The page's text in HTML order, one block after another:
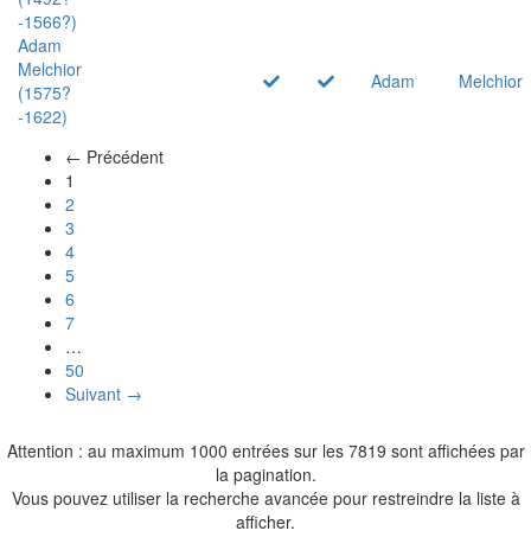
-1566?)
Adam
Melchior
(1575?
-1622)
Adam Melchior
← Précédent
1
2
3
4
5
6
7
…
50
Suivant →
Attention : au maximum 1000 entrées sur les 7819 sont affichées par
la pagination.
Vous pouvez utiliser la recherche avancée pour restreindre la liste à
afficher.